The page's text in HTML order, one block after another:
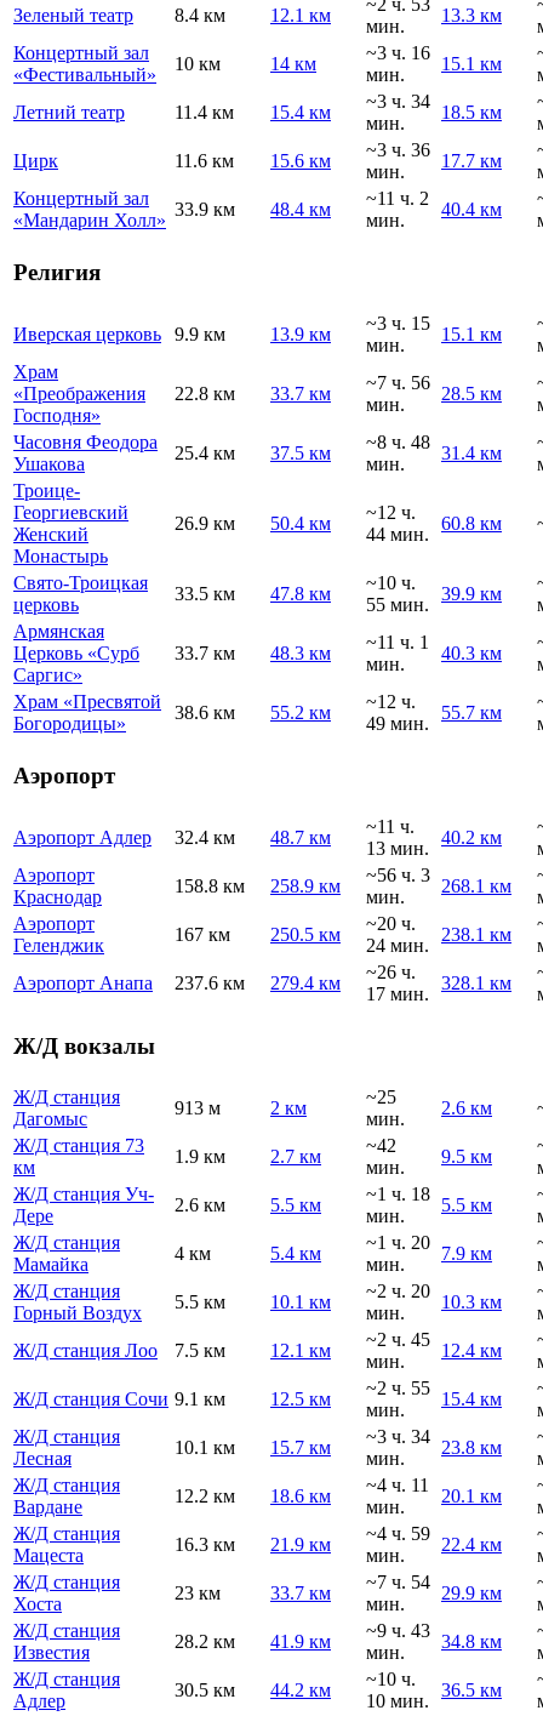
Зеленый театр 8.4 км 12.1 км
~2 ч. 53
мин.
13.3 км
Концертный зал
«Фестивальный»
10 км 14 км
~3 ч. 16
мин.
15.1 км
Летний театр
11.4 км 15.4 км
~3 ч. 34
мин.
18.5 км
Цирк
11.6 км 15.6 км
~3 ч. 36
мин.
17.7 км
Концертный зал
«Мандарин Холл»
33.9 км 48.4 км
~11 ч. 2
мин.
40.4 км
Религия
Иверская церковь 9.9 км 13.9 км
~3 ч. 15
мин.
15.1 км
Храм
«Преображения
Господня»
22.8 км 33.7 км
~7 ч. 56
мин.
28.5 км
Часовня Феодора
Ушакова
25.4 км 37.5 км
~8 ч. 48
мин.
31.4 км
Троице-
Георгиевский
Женский
Монастырь
26.9 км 50.4 км
~12 ч.
44 мин.
60.8 км
Свято-Троицкая
церковь
33.5 км 47.8 км
~10 ч.
55 мин.
39.9 км
Армянская
Церковь «Сурб
Саргис»
33.7 км 48.3 км
~11 ч. 1
мин.
40.3 км
Храм «Пресвятой
Богородицы»
38.6 км 55.2 км
~12 ч.
49 мин.
55.7 км
Аэропорт
Аэропорт Адлер 32.4 км 48.7 км
~11 ч.
13 мин.
40.2 км
Аэропорт
Краснодар
158.8 км 258.9 км
~56 ч. 3
мин.
268.1 км
Аэропорт
Геленджик
167 км 250.5 км
~20 ч.
24 мин.
238.1 км
Аэропорт Анапа
237.6 км 279.4 км
~26 ч.
17 мин.
328.1 км
Ж/Д вокзалы
Ж/Д станция
Дагомыс
913 м 2 км
~25
мин.
2.6 км
Ж/Д станция 73
км
1.9 км 2.7 км
~42
мин.
9.5 км
Ж/Д станция Уч-
Дере
2.6 км 5.5 км
~1 ч. 18
мин.
5.5 км
Ж/Д станция
Мамайка
4 км 5.4 км
~1 ч. 20
мин.
7.9 км
Ж/Д станция
Горный Воздух
5.5 км 10.1 км
~2 ч. 20
мин.
10.3 км
Ж/Д станция Лоо
7.5 км 12.1 км
~2 ч. 45
мин.
12.4 км
Ж/Д станция Сочи 9.1 км 12.5 км
~2 ч. 55
мин.
15.4 км
Ж/Д станция
Лесная
10.1 км 15.7 км
~3 ч. 34
мин.
23.8 км
Ж/Д станция
Вардане
12.2 км 18.6 км
~4 ч. 11
мин.
20.1 км
Ж/Д станция
Мацеста
16.3 км 21.9 км
~4 ч. 59
мин.
22.4 км
Ж/Д станция
Хоста
23 км 33.7 км
~7 ч. 54
мин.
29.9 км
Ж/Д станция
Известия
28.2 км 41.9 км
~9 ч. 43
мин.
34.8 км
Ж/Д станция
Адлер
30.5 км 44.2 км
~10 ч.
10 мин.
36.5 км